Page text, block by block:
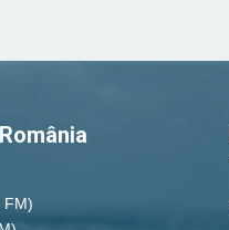
FM)